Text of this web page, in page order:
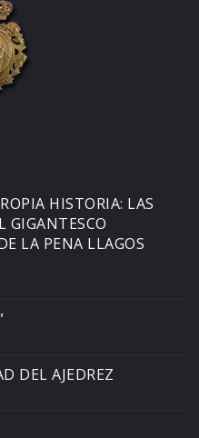
HISTORIA: LAS
GIGANTESCO
LA PENA LLAGOS
DEL AJEDREZ